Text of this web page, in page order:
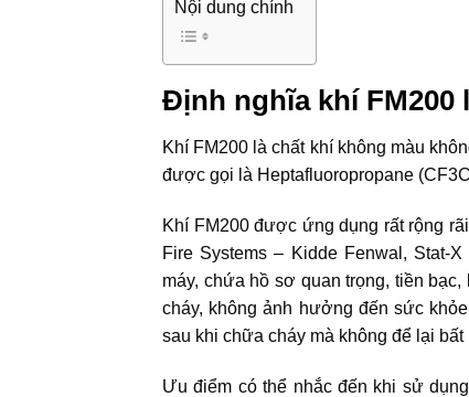
Nội dung chính
Định nghĩa khí FM200
Khí FM200 là chất khí không màu
được gọi là Heptafluoropropane
Khí FM200 được ứng dụng rất rộng
Fire Systems – Kidde Fenwal, Stat-
máy, chứa hồ sơ quan trọng, tiền
cháy, không ảnh hưởng đến sức
sau khi chữa cháy mà không để lại
Ưu điểm có thể nhắc đến khi sử